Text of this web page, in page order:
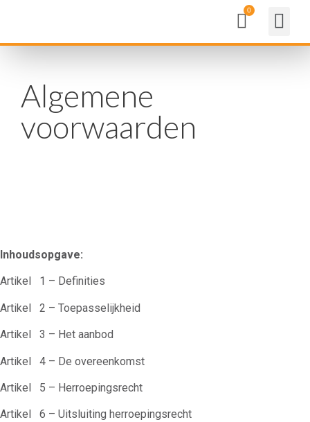
Algemene
voorwaarden
Inhoudsopgave:
Artikel 1 – Definities
Artikel 2 – Toepasselijkheid
Artikel 3 – Het aanbod
Artikel 4 – De overeenkomst
Artikel 5 – Herroepingsrecht
Artikel 6 – Uitsluiting herroepingsrecht